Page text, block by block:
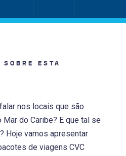
ESTA
nos locais que são
do Caribe? E que tal se
Hoje vamos apresentar
de viagens CVC